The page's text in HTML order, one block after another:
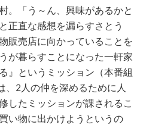
。「う～ん、興味があるかと
正直な感想を漏らすさとう
販売店に向かっていることを
が暮らすことになった一軒家
』というミッション（本番組
、2人の仲を深めるために人
したミッションが課されるこ
い物に出かけようというの